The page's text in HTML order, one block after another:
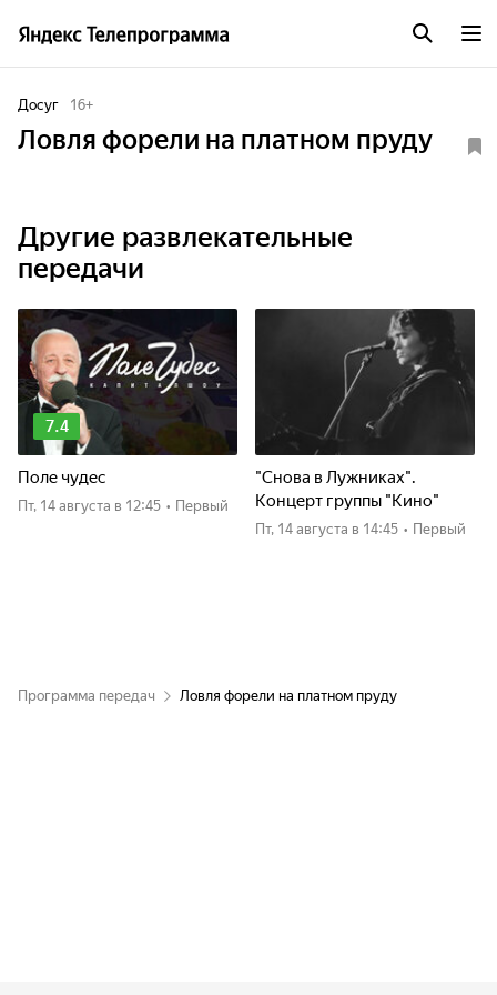
Досуг 16+
Ловля форели на платном пруду
Другие развлекательные
передачи
7.4
Поле чудес
пт, 14 августа в 12:45 • Первый
"Снова в Лужниках".
Концерт группы "Кино"
пт, 14 августа в 14:45 • Первый
Программа передач Ловля форели на платном пруду